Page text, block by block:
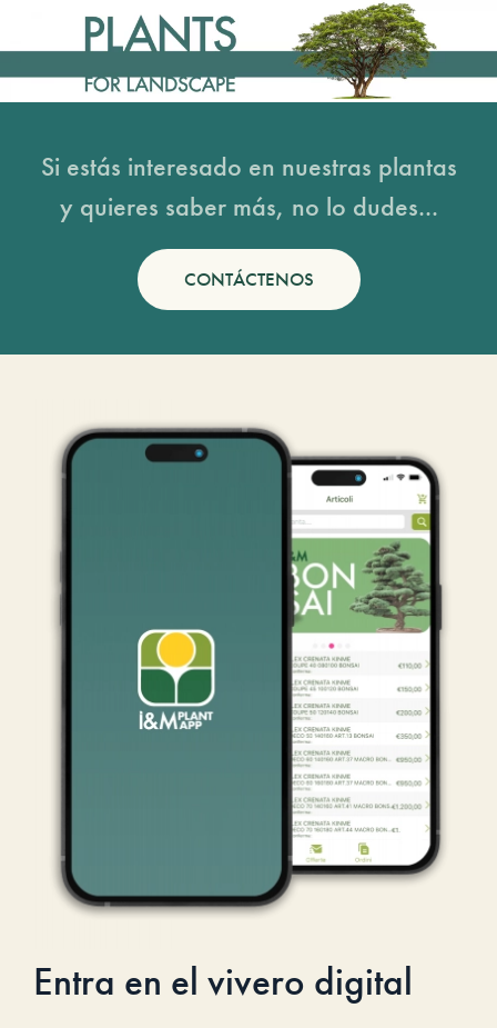
Si estás interesado en nuestras plantas
y quieres saber más, no lo dudes...
CONTÁCTENOS
Entra en el vivero digital